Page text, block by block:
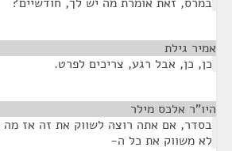
אמיר גילת
כן, כן, אבל רגע, צריכים לפרט.
היו"ר אלכס מילר
בסדר, אם אתה רוצה לשווק את זה אז
לא משווק את כל ה-